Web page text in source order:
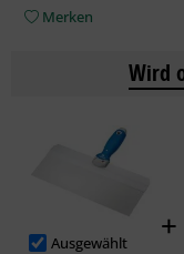
Merken
Wird
Ausgewählt